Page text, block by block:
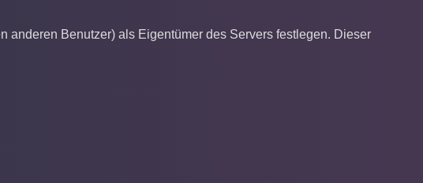
anderen Benutzer) als Eigentümer des Servers festlegen. Dieser